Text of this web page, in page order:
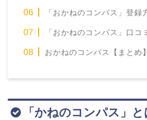
「おかねのコンパス」登録
「おかねのコンパス」口コ
おかねのコンパス【まとめ】
「かねのコンパス」と